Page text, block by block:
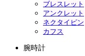
ブレスレット
アンクレット
ネクタイピン
カフス
腕時計